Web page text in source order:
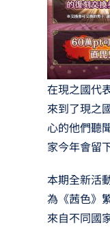
在現之國代
來到了現之
心的他們聽
家今年會留
本期全新活
為《茜色》
來自不同國